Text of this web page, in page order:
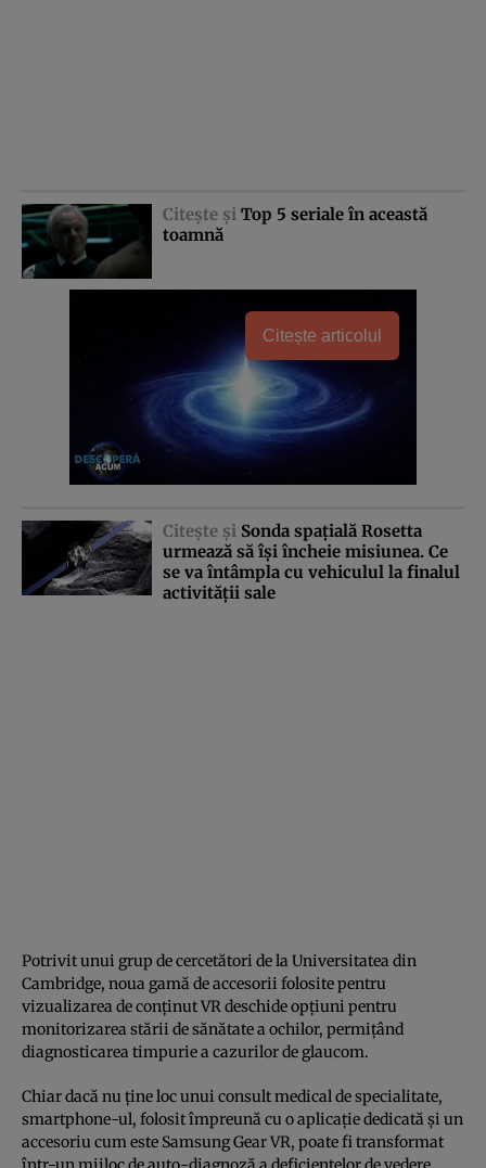
Citeşte şi Top 5 seriale în această
toamnă
Citește articolul
Citeşte şi Sonda spaţială Rosetta
urmează să îşi încheie misiunea. Ce
se va întâmpla cu vehiculul la finalul
activităţii sale
Potrivit unui grup de cercetători de la Universitatea din
Cambridge, noua gamă de accesorii folosite pentru
vizualizarea de conţinut VR deschide opţiuni pentru
monitorizarea stării de sănătate a ochilor, permiţând
diagnosticarea timpurie a cazurilor de glaucom.
Chiar dacă nu ţine loc unui consult medical de specialitate,
smartphone-ul, folosit împreună cu o aplicaţie dedicată şi un
accesoriu cum este Samsung Gear VR, poate fi transformat